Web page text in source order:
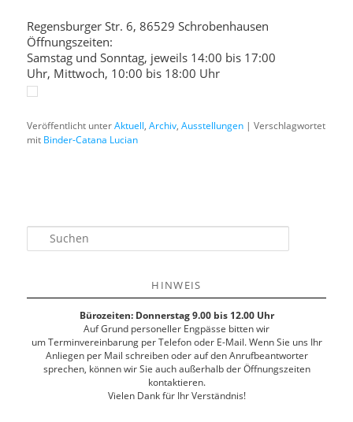
Regensburger Str. 6, 86529 Schrobenhausen
Öffnungszeiten:
Samstag und Sonntag, jeweils 14:00 bis 17:00
Uhr, Mittwoch, 10:00 bis 18:00 Uhr
Veröffentlicht unterAktuell,Archiv,Ausstellungen |Verschlagwortet
mit Binder-Catana Lucian
n
HINWEIS
Bürozeiten: Donnerstag 9.00 bis 12.00 Uhr
Auf Grund personeller Engpässe bitten wir
um Terminvereinbarung per Telefon oder E-Mail. Wenn Sie uns Ihr
Anliegen per Mail schreiben oder auf den Anrufbeantworter
sprechen, können wir Sie auch außerhalb der Öffnungszeiten
kontaktieren.
Vielen Dank für Ihr Verständnis!